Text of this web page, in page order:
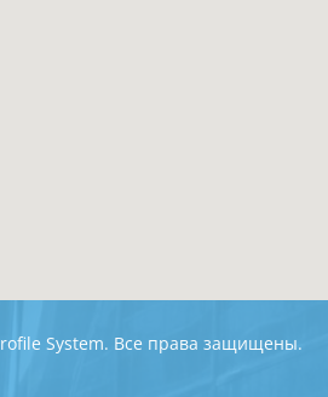
System. Все права защищены.